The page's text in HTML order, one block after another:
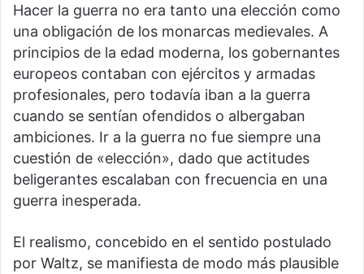
Hacer la guerra no era tanto una elección como
una obligación de los monarcas medievales. A
principios de la edad moderna, los gobernantes
europeos contaban con ejércitos y armadas
profesionales, pero todavía iban a la guerra
cuando se sentían ofendidos o albergaban
ambiciones. Ir a la guerra no fue siempre una
cuestión de «elección», dado que actitudes
beligerantes escalaban con frecuencia en una
guerra inesperada.
El realismo, concebido en el sentido postulado
por Waltz, se manifiesta de modo más plausible